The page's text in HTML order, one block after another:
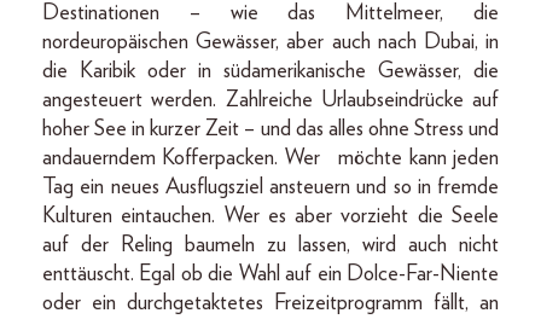
Destinationen – wie das Mittelmeer, die
nordeuropäischen Gewässer, aber auch nach Dubai, in
die Karibik oder in südamerikanische Gewässer, die
angesteuert werden. Zahlreiche Urlaubseindrücke auf
hoher See in kurzer Zeit – und das alles ohne Stress und
andauerndem Kofferpacken. Wer möchte kann jeden
Tag ein neues Ausflugsziel ansteuern und so in fremde
Kulturen eintauchen. Wer es aber vorzieht die Seele
auf der Reling baumeln zu lassen, wird auch nicht
enttäuscht. Egal ob die Wahl auf ein Dolce-Far-Niente
oder ein durchgetaktetes Freizeitprogramm fällt, an